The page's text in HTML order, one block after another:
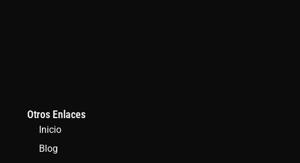
Otros Enlaces
Inicio
Blog